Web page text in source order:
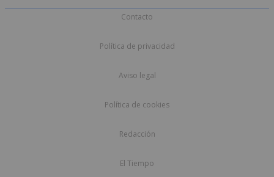
Contacto
Política de privacidad
Aviso legal
Política de cookies
Redacción
El Tiempo